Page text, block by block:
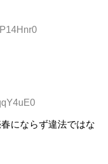
にならず違法ではな